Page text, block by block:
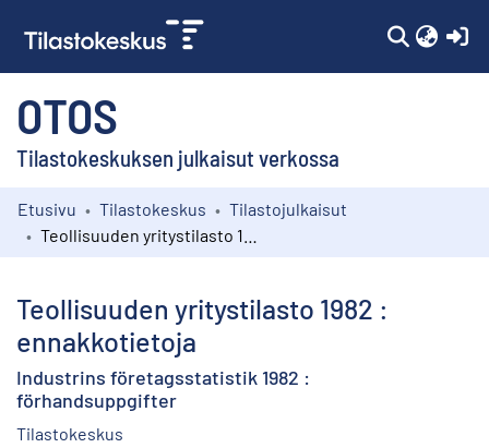
OTOS
Tilastokeskuksen julkaisut verkossa
Kokoelmat
Etusivu Tilastokeskus
Tilastojulkaisut
Teollisuuden yritystilasto 1982 :
ennakkotietoja
Industrins företagsstatistik 1982 :
förhandsuppgifter
Tilastokeskus